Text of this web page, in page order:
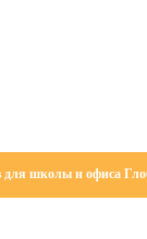
для школы и офиса